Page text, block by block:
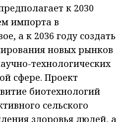
к 2030
импорта в
а к 2036 году создать
новых рынков
технологических
сфере. Проект
биотехнологий
сельского
здоровья людей, а